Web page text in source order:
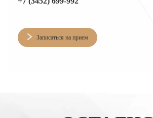
Записаться на прием